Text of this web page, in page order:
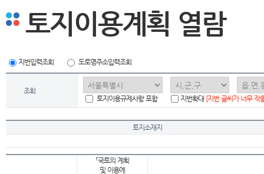
토지이용계획 열람
지번입력조회 도로명주소입력조회
조회
토지이용규제사항 포함
지번확대 [지번 글씨가 너무 작
토지소재지
「국토의 계획
및 이용에